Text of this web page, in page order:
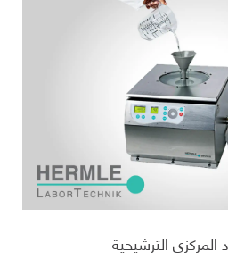
المركزي الترشيحية